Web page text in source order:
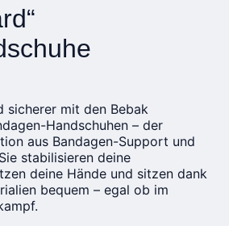
sicherer mit den Bebak
Handschuhen – der
aus Bandagen-Support und
stabilisieren deine
deine Hände und sitzen dank
bequem – egal ob im